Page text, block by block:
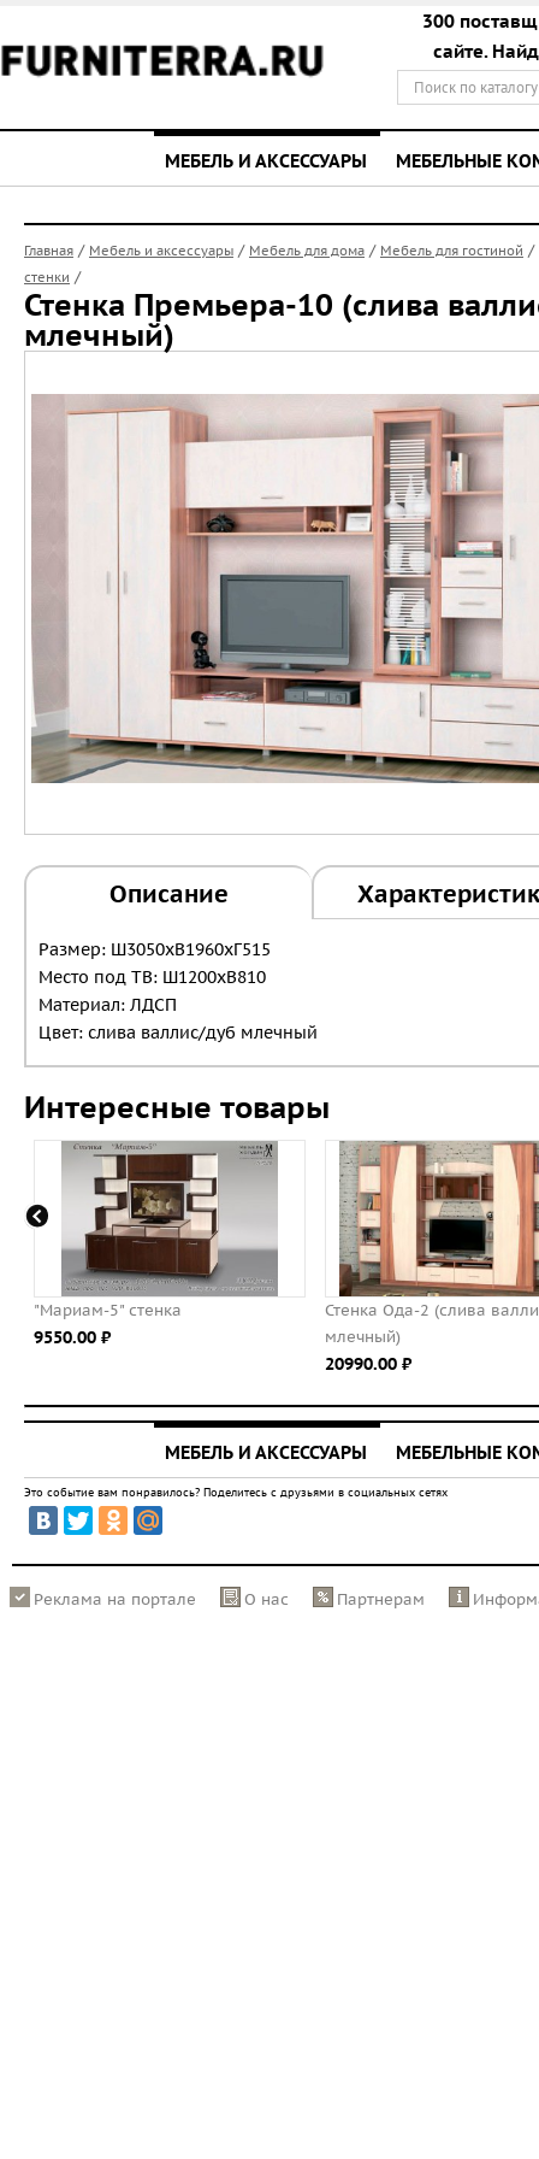
300
сайте.
МЕБЕЛЬ И АКСЕССУАРЫ МЕБЕЛЬНЫЕ
Главная / Мебель и аксессуары / Мебель для дома / Мебель для гостиной /
стенки /
Стенка Премьера-10 (слива
млечный)
Описание
Размер: Ш3050хВ1960хГ515
Место под ТВ: Ш1200хВ810
Материал: ЛДСП
Цвет: слива валлис/дуб млечный
Интересные товары
Стенка Ода-2 (слива валлис/дуб
Шкаф
МЕБЕЛЬ И АКСЕССУАРЫ МЕБЕЛЬНЫЕ
Это событие вам понравилось? Поделитесь с друзьями в социальных сетях
Реклама на портале О нас Партнерам